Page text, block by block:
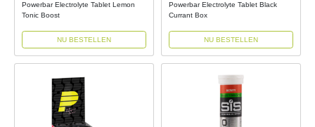
Powerbar Electrolyte Tablet Lemon
Tonic Boost
NU BESTELLEN
Powerbar Electrolyte Tablet Black
Currant Box
NU BESTELLEN